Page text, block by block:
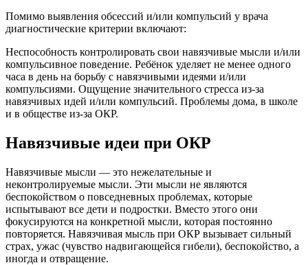
Помимо выявления обсессий и/или компульсий у врача
диагностические критерии включают:
Неспособность контролировать свои навязчивые мысли и/или
компульсивное поведение. Ребёнок уделяет не менее одного
часа в день на борьбу с навязчивыми идеями и/или
компульсиями. Ощущение значительного стресса из-за
навязчивых идей и/или компульсий. Проблемы дома, в школе
и в обществе из-за ОКР.
Навязчивые идеи при ОКР
Навязчивые мысли — это нежелательные и
неконтролируемые мысли. Эти мысли не являются
беспокойством о повседневных проблемах, которые
испытывают все дети и подростки. Вместо этого они
фокусируются на конкретной мысли, которая постоянно
повторяется. Навязчивая мысль при ОКР вызывает сильный
страх, ужас (чувство надвигающейся гибели), беспокойство, а
иногда и отвращение.